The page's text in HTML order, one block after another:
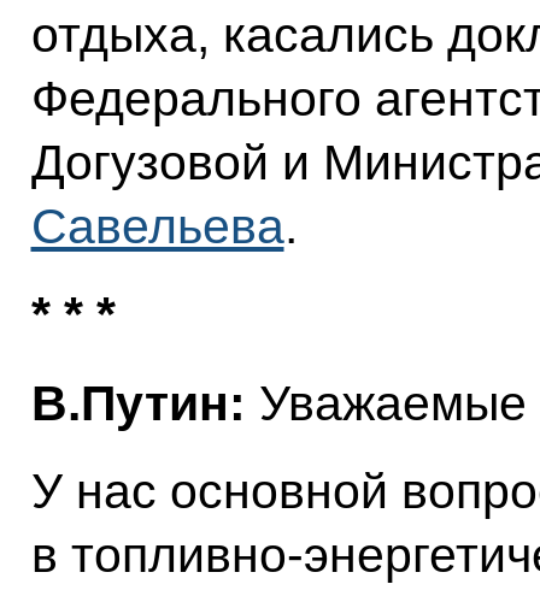
отдыха, касались
Федерального
Догузовой и
Савельева.
* * *
В.Путин: Уважаемые
У нас основной
в топливно-